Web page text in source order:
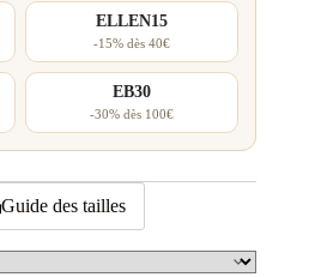
ELLEN15
-15% dès 40€
EB30
-30% dès 100€
Guide des tailles